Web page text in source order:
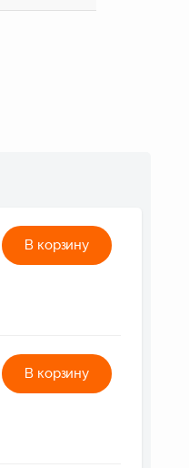
В корзину
В корзину